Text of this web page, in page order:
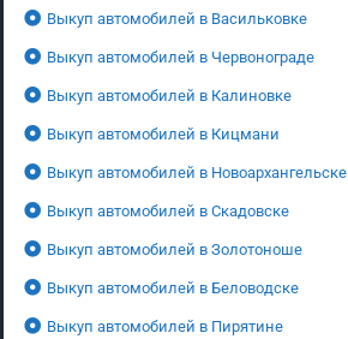
Выкуп автомобилей в Васильковке
Выкуп автомобилей в Червонограде
Выкуп автомобилей в Калиновке
Выкуп автомобилей в Кицмани
Выкуп автомобилей в Новоархангельске
Выкуп автомобилей в Скадовске
Выкуп автомобилей в Золотоноше
Выкуп автомобилей в Беловодске
Выкуп автомобилей в Пирятине